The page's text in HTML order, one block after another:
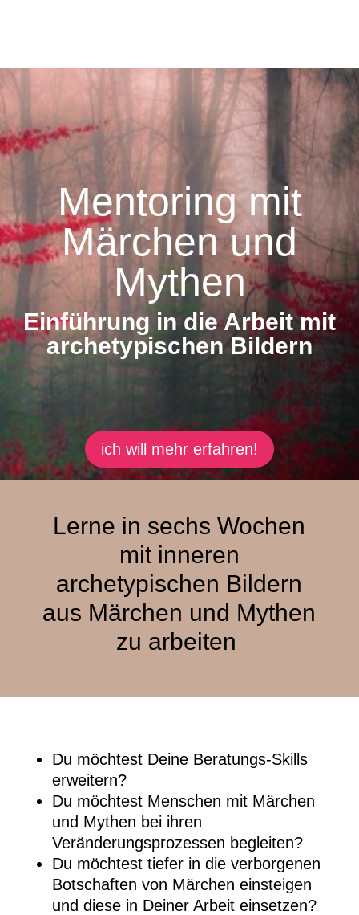
Mentoring mit
Märchen und
Mythen
Einführung in die Arbeit mit
archetypischen Bildern
ich will mehr erfahren!
Lerne in sechs Wochen
mit inneren
archetypischen Bildern
aus Märchen und Mythen
zu arbeiten
Du möchtest Deine Beratungs-Skills
erweitern?
Du möchtest Menschen mit Märchen
und Mythen bei ihren
Veränderungsprozessen begleiten?
Du möchtest tiefer in die verborgenen
Botschaften von Märchen einsteigen
und diese in Deiner Arbeit einsetzen?